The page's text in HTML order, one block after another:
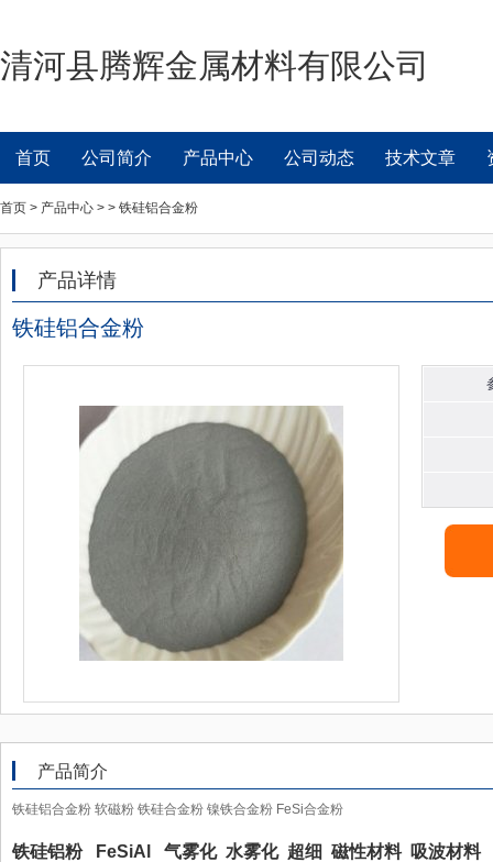
清河县腾辉金属材料有限公司
首页 公司简介 产品中心 公司动态 技术文章
首页 > 产品中心 > > 铁硅铝合金粉
产品详情
铁硅铝合金粉
产品简介
铁硅铝合金粉 软磁粉 铁硅合金粉 镍铁合金粉 FeSi合金粉
铁硅铝粉 FeSiAl 气雾化 水雾化 超细 磁性材料 吸波材料